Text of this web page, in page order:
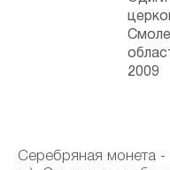
Серебряная монета -